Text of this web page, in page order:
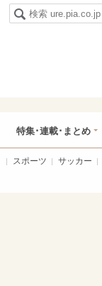
特集･連載･まとめ
スポーツ サッカー